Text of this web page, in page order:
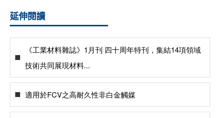
延伸閱讀
《工業材料雜誌》1月刊 四十周年特刊，集結14項領域
技術共同展現材料...
適用於FCV之高耐久性非白金觸媒